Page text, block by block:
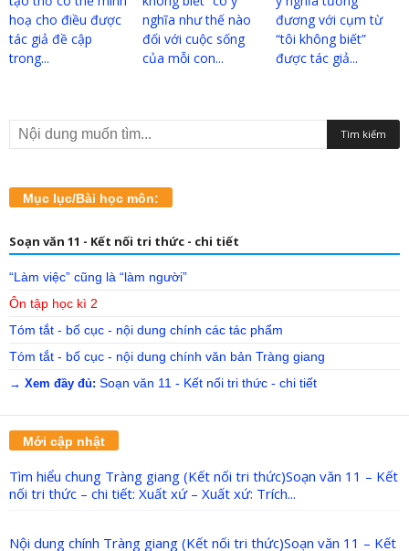
hoạ cho điều được
tác giả đề cập
trong...
nghĩa như thế nào
đối với cuộc sống
của mỗi con...
đương với cụm từ
“tôi không biết”
được tác giả...
Mục lục/Bài học môn:
Soạn văn 11 - Kết nối tri thức - chi tiết
“Làm việc” cũng là “làm người”
Ôn tập học kì 2
Tóm tắt - bố cục - nội dung chính các tác phẩm
Tóm tắt - bố cục - nội dung chính văn bản Tràng giang
→ Xem đầy đủ: Soạn văn 11 - Kết nối tri thức - chi tiết
Mới cập nhật
Tìm hiểu chung Tràng giang (Kết nối tri thức)Soạn văn 11 – Kết
nối tri thức – chi tiết: Xuất xứ – Xuất xứ: Trích...
Nội dung chính Tràng giang (Kết nối tri thức)Soạn văn 11 – Kết